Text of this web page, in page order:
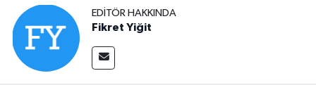
EDITÖR HAKKINDA
Fikret Yiğit